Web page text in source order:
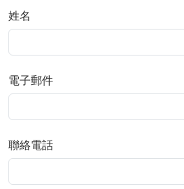
姓名
電子郵件
聯絡電話